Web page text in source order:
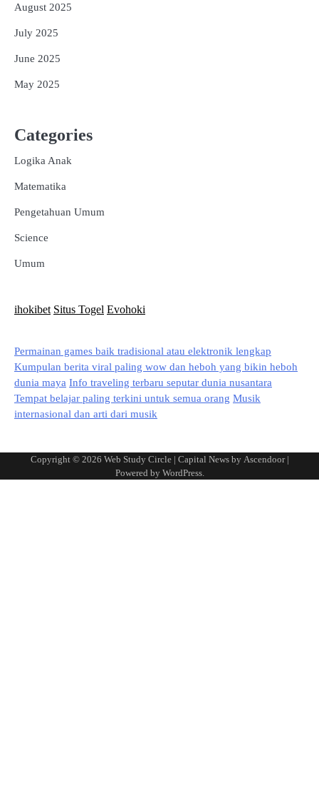
August 2025
July 2025
June 2025
May 2025
Categories
Logika Anak
Matematika
Pengetahuan Umum
Science
Umum
ihokibet Situs Togel Evohoki
Permainan games baik tradisional atau elektronik lengkap
Kumpulan berita viral paling wow dan heboh yang bikin heboh
dunia maya Info traveling terbaru seputar dunia nusantara
Tempat belajar paling terkini untuk semua orang Musik
internasional dan arti dari musik
Copyright © 2026 Web Study Circle| Capital News by Ascendoor|
Powered by WordPress.